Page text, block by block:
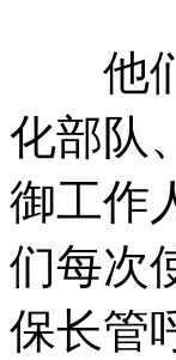
他们
化部队
御工作
们每次
保长管